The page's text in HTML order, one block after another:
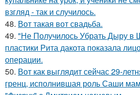
взгляд - так и случилось.
48. Вот такая вот свадьба.
49. "Не Получилось Убрать Дыру в
пластики Рита дакота показала
операции.
50. Вот как выглядит сейчас 29-
гренц, исполнившая роль Саши